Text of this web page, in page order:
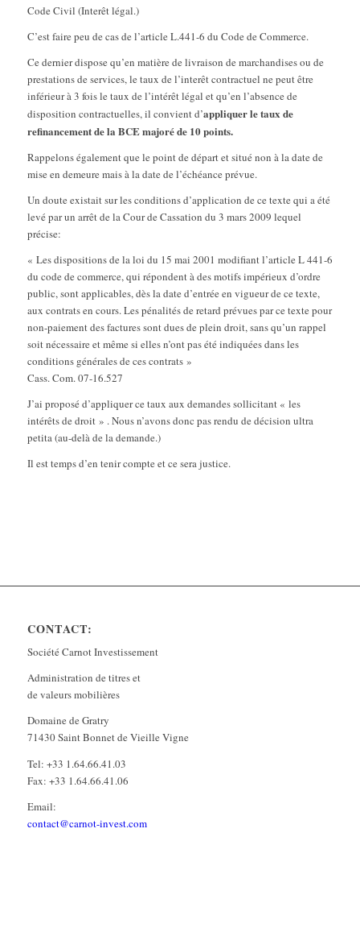
Code Civil (Interêt légal.)
C’est faire peu de cas de l’article L.441-6 du Code de Commerce.
Ce dernier dispose qu’en matière de livraison de marchandises ou de
prestations de services, le taux de l’interêt contractuel ne peut être
inférieur à 3 fois le taux de l’intérêt légal et qu’en l’absence de
disposition contractuelles, il convient d’appliquer le taux de
refinancement de la BCE majoré de 10 points.
Rappelons également que le point de départ et situé non à la date de
mise en demeure mais à la date de l’échéance prévue.
Un doute existait sur les conditions d’application de ce texte qui a été
levé par un arrêt de la Cour de Cassation du 3 mars 2009 lequel
précise:
« Les dispositions de la loi du 15 mai 2001 modifiant l’article L 441-6
du code de commerce, qui répondent à des motifs impérieux d’ordre
public, sont applicables, dès la date d’entrée en vigueur de ce texte,
aux contrats en cours. Les pénalités de retard prévues par ce texte pour
non-paiement des factures sont dues de plein droit, sans qu’un rappel
soit nécessaire et même si elles n’ont pas été indiquées dans les
conditions générales de ces contrats »
Cass. Com. 07-16.527
J’ai proposé d’appliquer ce taux aux demandes sollicitant « les
intérêts de droit » . Nous n’avons donc pas rendu de décision ultra
petita (au-delà de la demande.)
Il est temps d’en tenir compte et ce sera justice.
CONTACT:
Société Carnot Investissement
Administration de titres et
de valeurs mobilières
Domaine de Gratry
71430 Saint Bonnet de Vieille Vigne
Tel: +33 1.64.66.41.03
Fax: +33 1.64.66.41.06
Email:
contact@carnot-invest.com